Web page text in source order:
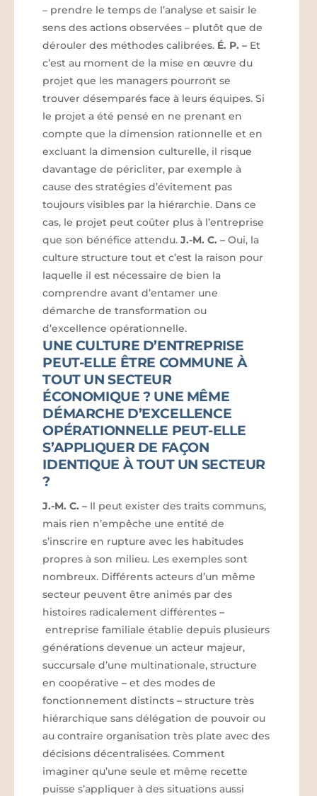
– prendre le temps de l’analyse et saisir le
sens des actions observées – plutôt que de
dérouler des méthodes calibrées. É. P. – Et
c’est au moment de la mise en œuvre du
projet que les managers pourront se
trouver désemparés face à leurs équipes. Si
le projet a été pensé en ne prenant en
compte que la dimension rationnelle et en
excluant la dimension culturelle, il risque
davantage de péricliter, par exemple à
cause des stratégies d’évitement pas
toujours visibles par la hiérarchie. Dans ce
cas, le projet peut coûter plus à l’entreprise
que son bénéfice attendu.J.-M. C. – Oui, la
culture structure tout et c’est la raison pour
laquelle il est nécessaire de bien la
comprendre avant d’entamer une
démarche de transformation ou
d’excellence opérationnelle.
UNE CULTURE D’ENTREPRISE
PEUT-ELLE ÊTRE COMMUNE À
TOUT UN SECTEUR
ÉCONOMIQUE ? UNE MÊME
DÉMARCHE D’EXCELLENCE
OPÉRATIONNELLE PEUT-ELLE
S’APPLIQUER DE FAÇON
IDENTIQUE À TOUT UN SECTEUR
?
J.-M. C. – Il peut exister des traits communs,
mais rien n’empêche une entité de
s’inscrire en rupture avec les habitudes
propres à son milieu. Les exemples sont
nombreux. Différents acteurs d’un même
secteur peuvent être animés par des
histoires radicalement différentes –
entreprise familiale établie depuis plusieurs
générations devenue un acteur majeur,
succursale d’une multinationale, structure
en coopérative – et des modes de
fonctionnement distincts – structure très
hiérarchique sans délégation de pouvoir ou
au contraire organisation très plate avec des
décisions décentralisées. Comment
imaginer qu’une seule et même recette
puisse s’appliquer à des situations aussi